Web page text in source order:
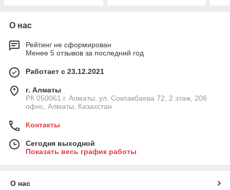
О нас
Рейтинг не сформирован
Менее 5 отзывов за последний год
Работает с 23.12.2021
г. Алматы
РК 050061 г. Алматы, ул. Сокпакбаева 72, 2 этаж, 206
офис, Алматы, Казахстан
Контакты
Сегодня выходной
Показать весь график работы
О нас